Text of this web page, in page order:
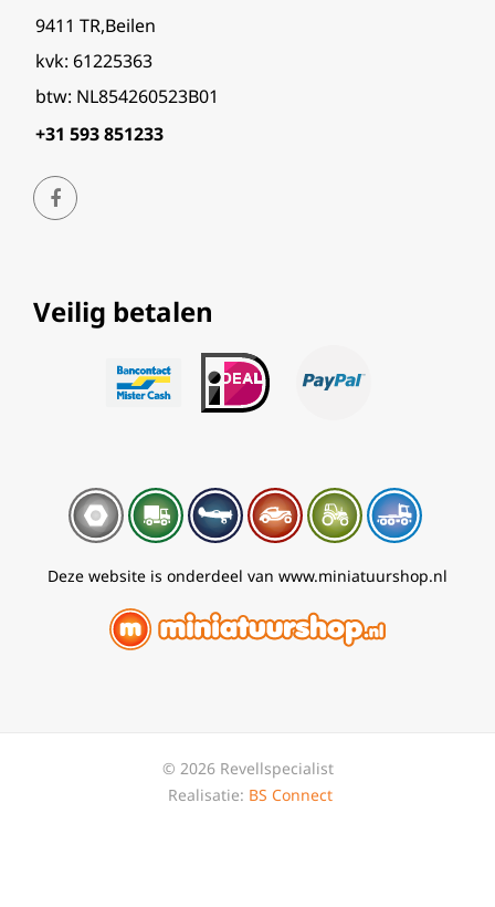
9411 TR,Beilen
kvk: 61225363
btw: NL854260523B01
+31 593 851233
Veilig betalen
Deze website is onderdeel van www.miniatuurshop.nl
© 2026 Revellspecialist
Realisatie: BS Connect